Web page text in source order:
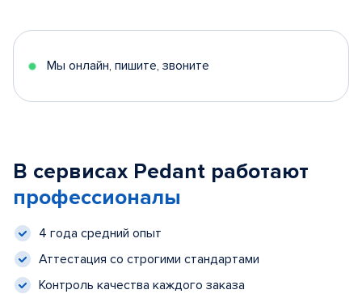
Мы онлайн, пишите, звоните
В сервисах Pedant работают
профессионалы
4 года средний опыт
Аттестация со строгими стандартами
Контроль качества каждого заказа